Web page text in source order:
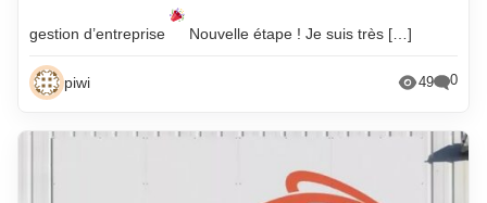
gestion d’entreprise Nouvelle étape ! Je suis très […]
piwi 49 0